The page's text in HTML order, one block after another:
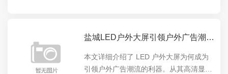
盐城LED户外大屏引领户外广告潮流的利器
本文详细介绍了 LED 户外大屏为何成为
引领户外广告潮流的利器。从其高清显